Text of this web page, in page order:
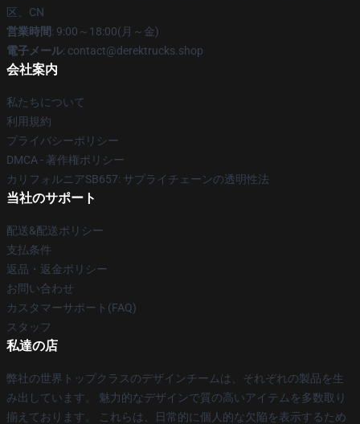
区、CN
営業時間: 9:00～18:00(月～金)
電子メール: contact@derektrucks.shop
会社案内
私たちについて
利用規約
プライバシーポリシー
DMCA - 著作権ポリシー
カリフォルニアSB657: サプライチェーンの透明性法
当社のサポート
配送&配送ポリシー
支払条件
返品・返金ポリシー
お問い合わせ
カスタマーサポート(FAQ)
スタッフ
私達の店
弊社の世界トップクラスのデザインチームは、それぞれの製品を生
み出しています。 魅力的なデザインで質の高いアイテムを多数取り
揃えております。 これらは、日常的に個人的な欠陥を表示するため